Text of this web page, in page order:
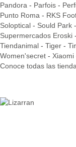
Pandora - Parfois -
Punto Roma - RKS
Soloptical - Sould Park -
Supermercados Eroski -
Tiendanimal - Tiger -
Women'secret - Xiaomi
Conoce todas las